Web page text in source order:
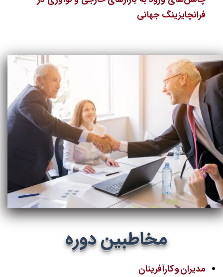
فرانچایزینگ جهانی
مدیران و کارآفرینان
مخاطبین دوره